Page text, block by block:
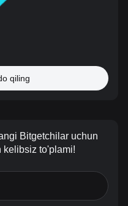
qiling
Bitgetchilar uchun
kelibsiz to'plami!